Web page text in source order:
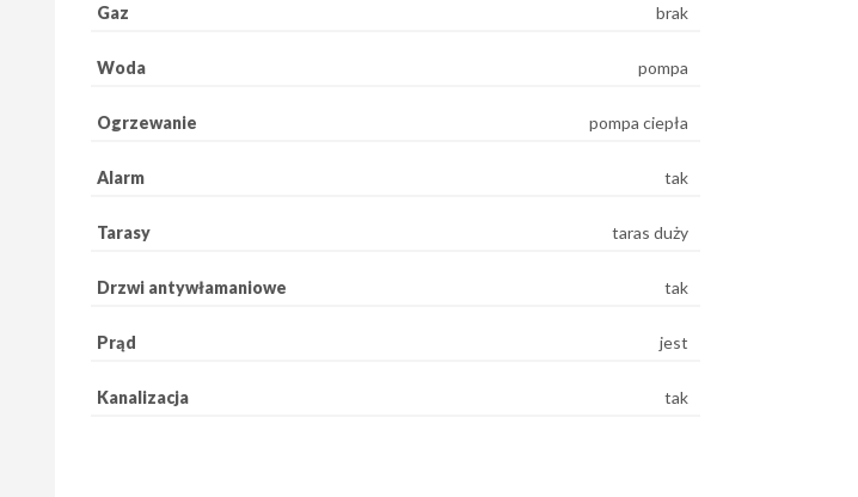
Gaz brak
Woda pompa
Ogrzewanie pompa ciepła
Alarm tak
Tarasy taras duży
Drzwi antywłamaniowe tak
Prąd jest
Kanalizacja tak